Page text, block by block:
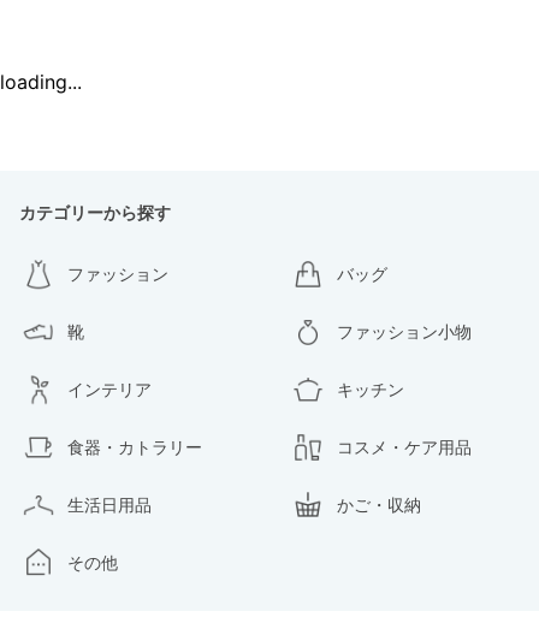
loading...
カテゴリーから探す
ファッション バッグ
靴 ファッション小物
インテリア キッチン
食器・カトラリー コスメ・ケア用品
生活日用品 かご・収納
その他